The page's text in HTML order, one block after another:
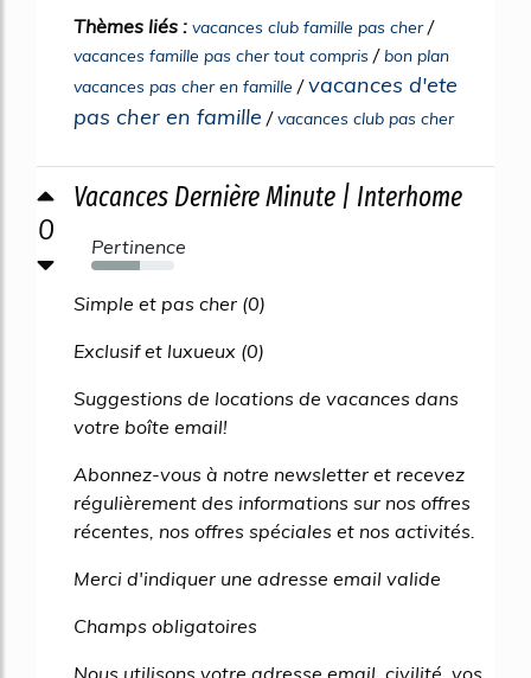
Thèmes liés : vacances club famille pas cher/
vacances famille pas cher tout compris /bon plan
vacances pas cher en famille /vacances d'ete
pas cher en famille /vacances club pas cher
0
Vacances Dernière Minute | Interhome
Pertinence
59%
Simple et pas cher (0)
Exclusif et luxueux (0)
Suggestions de locations de vacances dans
votre boîte email!
Abonnez-vous à notre newsletter et recevez
régulièrement des informations sur nos offres
récentes, nos offres spéciales et nos activités.
Merci d'indiquer une adresse email valide
Champs obligatoires